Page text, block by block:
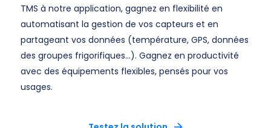
TMS à notre application, gagnez en flexibilité en
automatisant la gestion de vos capteurs et en
partageant vos données (température, GPS, données
des groupes frigorifiques…). Gagnez en productivité
avec des équipements flexibles, pensés pour vos
usages.